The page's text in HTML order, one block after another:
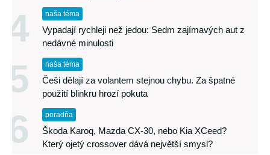
4 naša téma
Vypadají rychleji než jedou: Sedm zajímavých aut z
nedávné minulosti
5 naša téma
Češi dělají za volantem stejnou chybu. Za špatné
použití blinkru hrozí pokuta
6 poradňa
Škoda Karoq, Mazda CX-30, nebo Kia XCeed?
Který ojetý crossover dává největší smysl?